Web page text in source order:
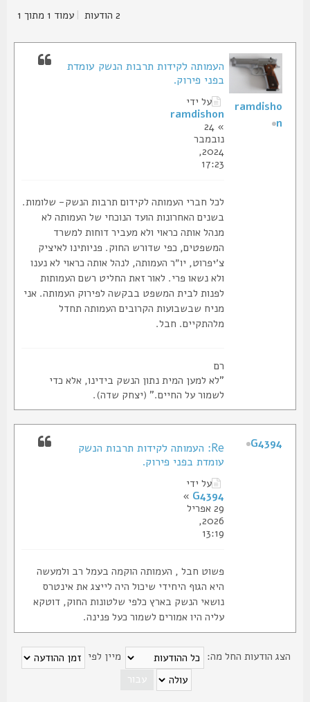
|עמוד1מתוך1
העמותה לקידות תרבות הנשק עומדת
בפני פירוק.
על ידי
ramdishon
נובמבר
2024,
17:23
לכל חברי העמותה לקידום תרבות הנשק- שלומות.
בשנים האחרונות הועד הנוכחי של העמותה לא
מנהל אותה כראוי ולא מעביר דוחות למשרד
המשפטים, כפי שדורש החוק. פניותינו לאיציק
צ׳יפרוט, יו״ר העמותה, לנהל אותה כראוי לא נענו
ולא נשאו פרי. לאור זאת החליט רשם העמותות
לפנות לבית המשפט בבקשה לפירוק העמותה. אני
מניח שבשבועות הקרובים העמותה תחדל
מלהתקיים. חבל.
"לא למען המית נתון הנשק בידינו, אלא כדי
לשמור על החיים." (יצחק שדה).
ramdisho
Re: העמותה לקידות תרבות הנשק
עומדת בפני פירוק.
על ידי
G4394
»
29 אפריל
2026,
13:19
פשוט חבל , העמותה הוקמה בעמל רב ולמעשה
היא הגוף היחידי שיכול היה לייצג את אינטרס
נושאי הנשק בארץ כלפי שלטונות החוק, דוטקא
עליה היו אמורים לשמור כעל פנינה.
G4394
הודעות החל מה: מיין לפי